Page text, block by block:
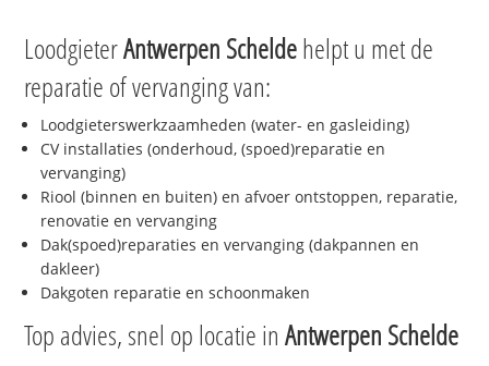
LoodgieterAntwerpen Scheldehelpt u met de
reparatie of vervanging van:
Loodgieterswerkzaamheden (water- en gasleiding)
CV installaties (onderhoud, (spoed)reparatie en
vervanging)
Riool (binnen en buiten) en afvoer ontstoppen, reparatie,
renovatie en vervanging
Dak(spoed)reparaties en vervanging (dakpannen en
dakleer)
Dakgoten reparatie en schoonmaken
Top advies, snel op locatie inAntwerpen Schelde